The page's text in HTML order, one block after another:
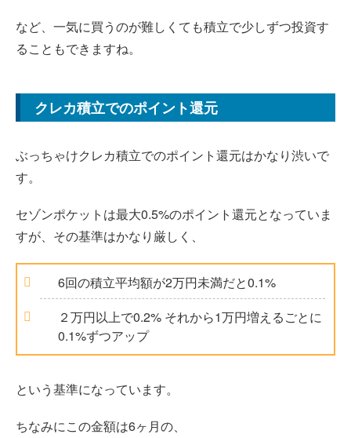
など、一気に買うのが難しくても積立で少しずつ投資す
ることもできますね。
クレカ積立でのポイント還元
ぶっちゃけクレカ積立でのポイント還元はかなり渋いで
す。
セゾンポケットは最大0.5%のポイント還元となっていま
すが、その基準はかなり厳しく、
6回の積立平均額が2万円未満だと0.1%
２万円以上で0.2% それから1万円増えるごとに
0.1%ずつアップ
という基準になっています。
ちなみにこの金額は6ヶ月の、